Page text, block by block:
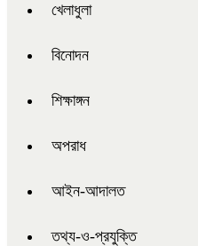
খেলাধুলা
বিনোদন
শিক্ষাঙ্গন
অপরাধ
আইন-আদালত
তথ্য-ও-প্রযুক্তি